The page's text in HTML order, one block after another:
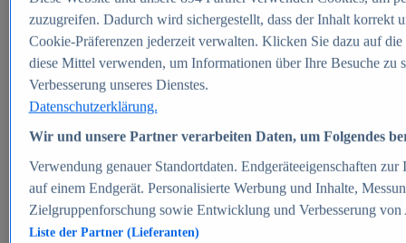
Zum Report
E-commerce
Beliebte Statistiken
Aktuelle Statistiken
E-Commerce - Entwicklung des Umsatzes in
Deutschland 1999-2025
Umsatz von Amazon in Deutschland und weltweit
2010-2025
B2C-E-Commerce: Top-50 Online Shops in
Deutschland 2024
Marktanteile von Online-Zahlungsverfahren in
Deutschland 2024
Umsatzstarke Warengruppen im Online-Handel in
Deutschland 2023-2025
zuzugreifen. Dadurch wird sichergestellt, dass der Inhalt korrekt
Cookie-Präferenzen jederzeit verwalten. Klicken Sie dazu auf
diese Mittel verwenden, um Informationen über Ihre Besuche
Verbesserung unseres Dienstes.
Datenschutzerklärung.
Wir und unsere Partner verarbeiten Daten, um Folgendes
Verwendung genauer Standortdaten. Endgeräteeigenschaften
auf einem Endgerät. Personalisierte Werbung und Inhalte,
Zielgruppenforschung sowie Entwicklung und Verbesserung von
Liste der Partner (Lieferanten)